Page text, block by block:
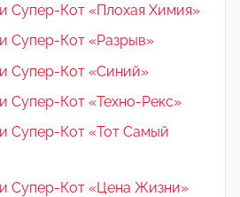
Супер-Кот «Плохая Химия»
Супер-Кот «Разрыв»
Супер-Кот «Синий»
Супер-Кот «Техно-Рекс»
Супер-Кот «Тот Самый
Супер-Кот «Цена Жизни»